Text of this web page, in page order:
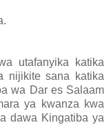
utafanyika katika
nijikite sana katika
wa Dar es Salaam
ya kwanza kwa
dawa Kingatiba ya